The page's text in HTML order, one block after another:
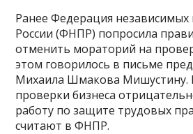
Ранее Федерация
России (ФНПР) попросила
отменить мораторий на
этом говорилось в письме
Михаила Шмакова Мишустину.
проверки бизнеса
работу по защите трудовых
считают в ФНПР.